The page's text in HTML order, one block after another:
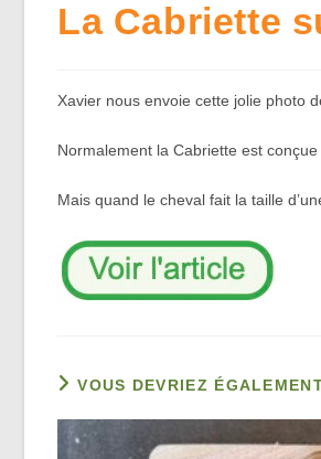
La Cabriette
Xavier nous envoie cette jolie photo
Normalement la Cabriette est
Mais quand le cheval fait la taille
VOUS DEVRIEZ